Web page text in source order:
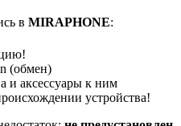
в MIRAPHONE:
(обмен)
и аксессуары к ним
устройства!